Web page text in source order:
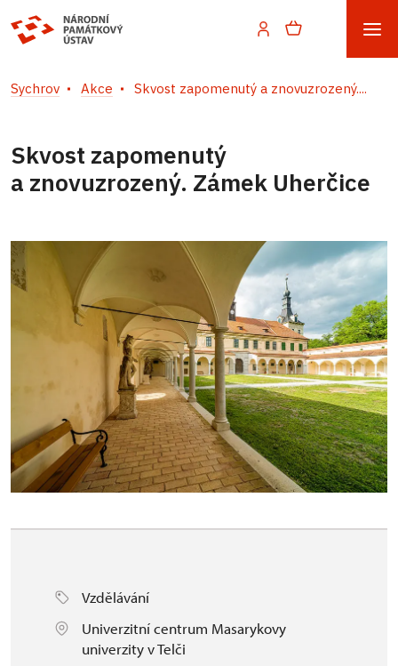
Sychrov Akce Skvost zapomenutý a znovuzrozený....
Skvost zapomenutý
a znovuzrozený. Zámek Uherčice
Vzdělávání
Univerzitní centrum Masarykovy
univerzity v Telči